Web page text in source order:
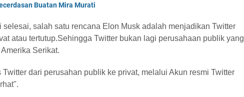
Buatan Mira Murati
selesai, salah satu rencana Elon Musk adalah menjadikan Twitter
atau tertutup.Sehingga Twitter bukan lagi perusahaan publik yang
Serikat.
Twitter dari perusahan publik ke privat, melalui Akun resmi Twitter